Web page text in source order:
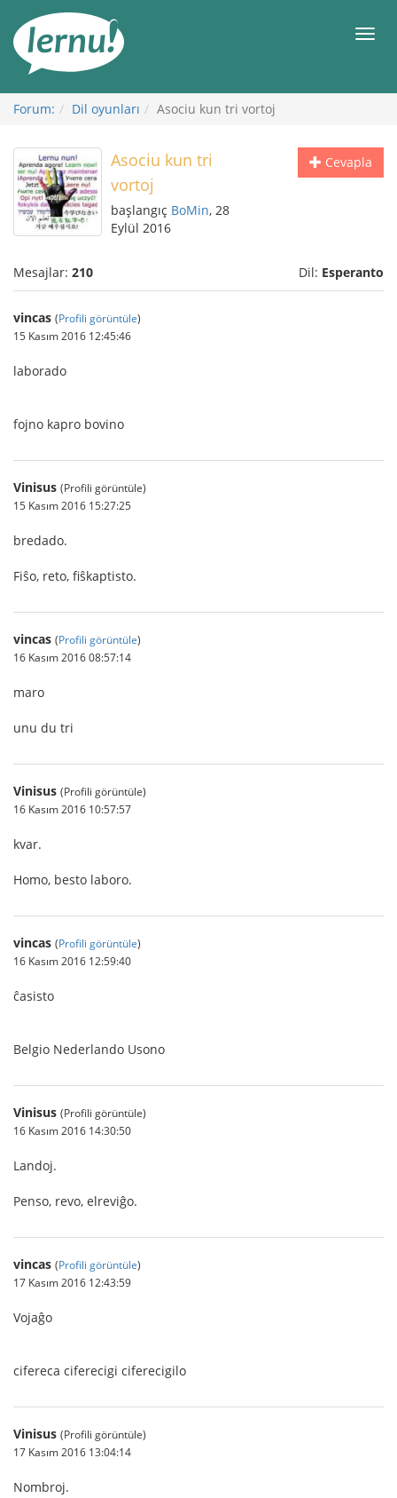
Görüntüleme
Forum: Dil oyunları Asociu kun tri vortoj
Cevapla
Asociu kun tri
vortoj
başlangıç BoMin, 28
Eylül 2016
Mesajlar: 210 Dil: Esperanto
vincas (Profili görüntüle)
15 Kasım 2016 12:45:46
laborado
fojno kapro bovino
Vinisus (Profili görüntüle)
15 Kasım 2016 15:27:25
bredado.
Fiŝo, reto, fiŝkaptisto.
vincas (Profili görüntüle)
16 Kasım 2016 08:57:14
maro
unu du tri
Vinisus (Profili görüntüle)
16 Kasım 2016 10:57:57
kvar.
Homo, besto laboro.
vincas (Profili görüntüle)
16 Kasım 2016 12:59:40
ĉasisto
Belgio Nederlando Usono
Vinisus (Profili görüntüle)
16 Kasım 2016 14:30:50
Landoj.
Penso, revo, elreviĝo.
vincas (Profili görüntüle)
17 Kasım 2016 12:43:59
Vojaĝo
cifereca ciferecigi ciferecigilo
Vinisus (Profili görüntüle)
17 Kasım 2016 13:04:14
Nombroj.